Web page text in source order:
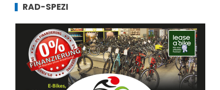
RAD-SPEZI